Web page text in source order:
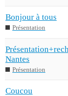
Bonjour à tous
Présentation
Nantes
Présentation
Coucou